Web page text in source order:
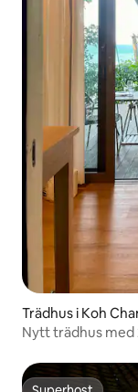
Trädhus i Koh
Nytt trädhus med